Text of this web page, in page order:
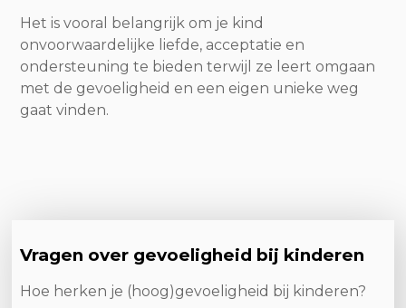
Vragen over gevoeligheid bij kinderen
Hoe herken je (hoog)gevoeligheid bij kinderen?
Het is vooral belangrijk om je kind
onvoorwaardelijke liefde, acceptatie en
ondersteuning te bieden terwijl ze leert omgaan
met de gevoeligheid en een eigen unieke weg
gaat vinden.